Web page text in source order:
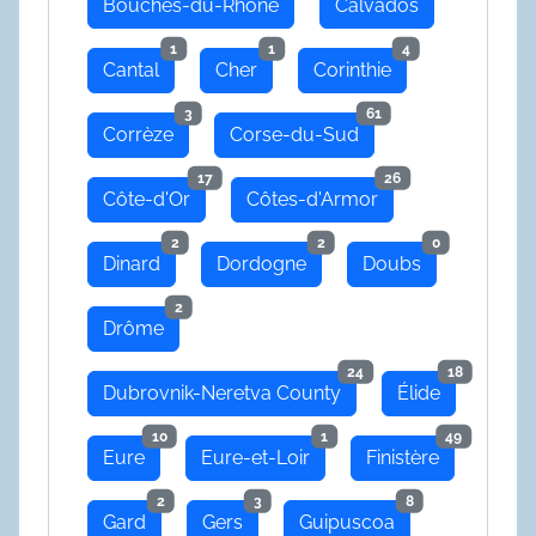
Bouches-du-Rhône Calvados
Cantal
1
Cher
1
Corinthie
4
Corrèze
3
Corse-du-Sud
61
Côte-d'Or
17
Côtes-d'Armor
26
Dinard
2
Dordogne
2
Doubs
0
Drôme
2
Dubrovnik-Neretva County
24
Élide
18
Eure
10
Eure-et-Loir
1
Finistère
49
Gard
2
Gers
3
Guipuscoa
8